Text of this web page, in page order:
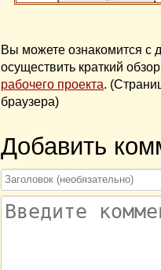
Вы можете ознакомится с
осуществить краткий
рабочего проекта.
браузера)
Добавить